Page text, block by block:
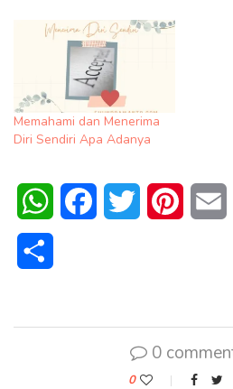
Memahami dan Menerima
Diri Sendiri Apa Adanya
WhatsAppFacebookTwitter
0
0